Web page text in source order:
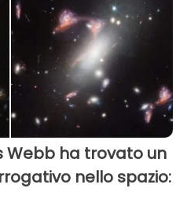
Webb ha trovato un
nello spazio: